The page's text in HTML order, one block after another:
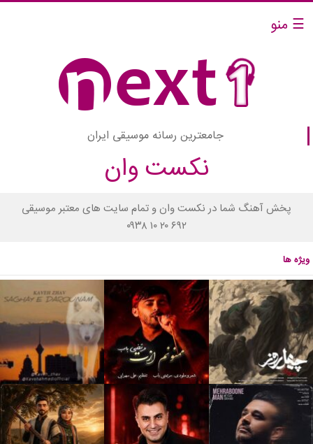
☰ منو
جامعترین رسانه موسیقی ایران
نکست وان
پخش آهنگ شما در نکست وان و تمام سایت های معتبر موسیقی
۰۹۳۸ ۱۰ ۲۰ ۶۹۲
ویژه ها